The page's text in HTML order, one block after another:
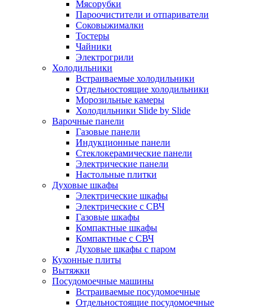
Мясорубки
Пароочистители и отпариватели
Соковыжималки
Тостеры
Чайники
Электрогрили
Холодильники
Встраиваемые холодильники
Отдельностоящие холодильники
Морозильные камеры
Холодильники Slide by Slide
Варочные панели
Газовые панели
Индукционные панели
Стеклокерамические панели
Электрические панели
Настольные плитки
Духовые шкафы
Электрические шкафы
Электрические с СВЧ
Газовые шкафы
Компактные шкафы
Компактные с СВЧ
Духовые шкафы с паром
Кухонные плиты
Вытяжки
Посудомоечные машины
Встраиваемые посудомоечные
Отдельностоящие посудомоечные